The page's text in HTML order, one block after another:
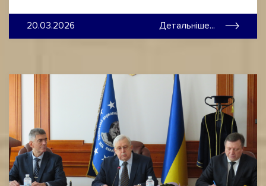
20.03.2026 Детальніше...